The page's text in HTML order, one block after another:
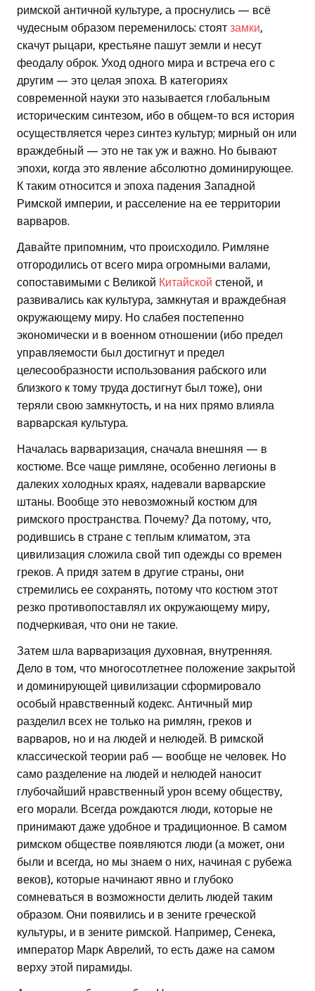
римской античной культуре, а проснулись — всё
чудесным образом переменилось: стоят замки,
скачут рыцари, крестьяне пашут земли и несут
феодалу оброк. Уход одного мира и встреча его с
другим — это целая эпоха. В категориях
современной науки это называется глобальным
историческим синтезом, ибо в общем-то вся история
осуществляется через синтез культур; мирный он или
враждебный — это не так уж и важно. Но бывают
эпохи, когда это явление абсолютно доминирующее.
К таким относится и эпоха падения Западной
Римской империи, и расселение на ее территории
варваров.
Давайте припомним, что происходило. Римляне
отгородились от всего мира огромными валами,
сопоставимыми с Великой Китайской стеной, и
развивались как культура, замкнутая и враждебная
окружающему миру. Но слабея постепенно
экономически и в военном отношении (ибо предел
управляемости был достигнут и предел
целесообразности использования рабского или
близкого к тому труда достигнут был тоже), они
теряли свою замкнутость, и на них прямо влияла
варварская культура.
Началась варваризация, сначала внешняя — в
костюме. Все чаще римляне, особенно легионы в
далеких холодных краях, надевали варварские
штаны. Вообще это невозможный костюм для
римского пространства. Почему? Да потому, что,
родившись в стране с теплым климатом, эта
цивилизация сложила свой тип одежды со времен
греков. А придя затем в другие страны, они
стремились ее сохранять, потому что костюм этот
резко противопоставлял их окружающему миру,
подчеркивая, что они не такие.
Затем шла варваризация духовная, внутренняя.
Дело в том, что многосотлетнее положение закрытой
и доминирующей цивилизации сформировало
особый нравственный кодекс. Античный мир
разделил всех не только на римлян, греков и
варваров, но и на людей и нелюдей. В римской
классической теории раб — вообще не человек. Но
само разделение на людей и нелюдей наносит
глубочайший нравственный урон всему обществу,
его морали. Всегда рождаются люди, которые не
принимают даже удобное и традиционное. В самом
римском обществе появляются люди (а может, они
были и всегда, но мы знаем о них, начиная с рубежа
веков), которые начинают явно и глубоко
сомневаться в возможности делить людей таким
образом. Они появились и в зените греческой
культуры, и в зените римской. Например, Сенека,
император Марк Аврелий, то есть даже на самом
верху этой пирамиды.